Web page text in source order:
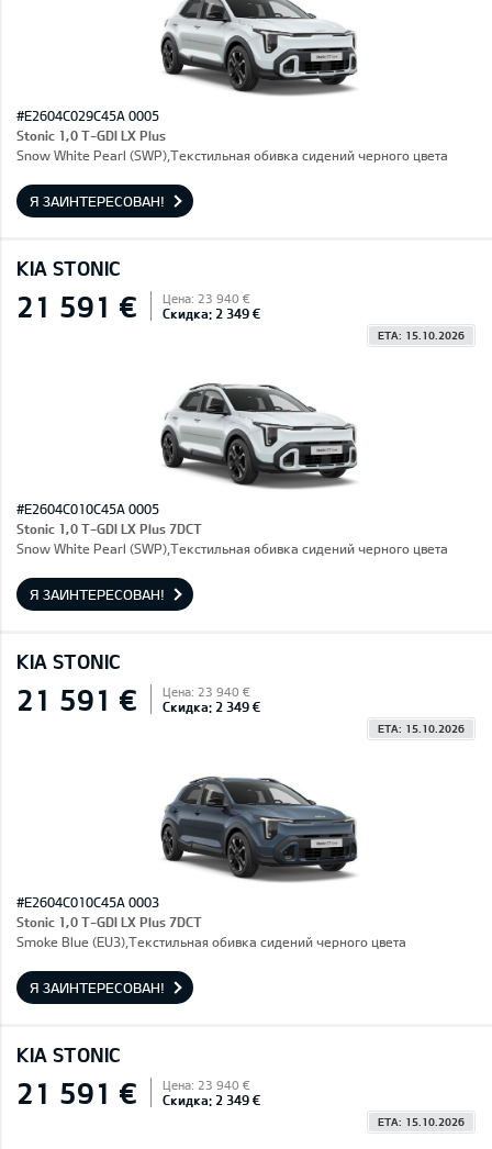
#E2604C029C45A 0005
Stonic 1,0 T-GDI LX Plus
Snow White Pearl (SWP),Текстильная обивка сидений черного цвета
Я ЗАИНТЕРЕСОВАН!
KIA STONIC
21 591 € Цена: 23 940 €
Скидка: 2 349 €
ETA: 15.10.2026
#E2604C010C45A 0005
Stonic 1,0 T-GDI LX Plus 7DCT
Snow White Pearl (SWP),Текстильная обивка сидений черного цвета
Я ЗАИНТЕРЕСОВАН!
KIA STONIC
21 591 € Цена: 23 940 €
Скидка: 2 349 €
ETA: 15.10.2026
#E2604C010C45A 0003
Stonic 1,0 T-GDI LX Plus 7DCT
Smoke Blue (EU3),Текстильная обивка сидений черного цвета
Я ЗАИНТЕРЕСОВАН!
KIA STONIC
21 591 € Цена: 23 940 €
Скидка: 2 349 €
ETA: 15.10.2026